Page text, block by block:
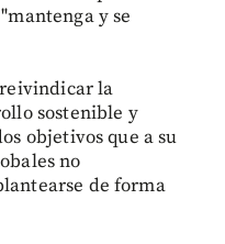
y se
la
sostenible y
objetivos que a su
no
de forma